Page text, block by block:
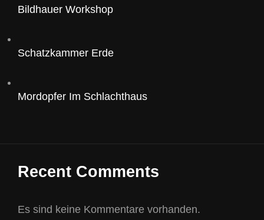
Bildhauer Workshop
Schatzkammer Erde
Mordopfer Im Schlachthaus
Recent Comments
Es sind keine Kommentare vorhanden.